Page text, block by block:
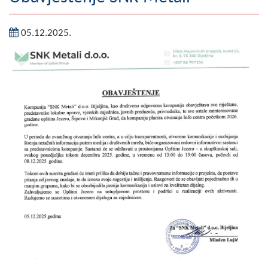
Geografija
Zanimljivosti
O Načelniku
Zamjenik načelnika
Izvještaj o radu načelnika
05.12.2025.